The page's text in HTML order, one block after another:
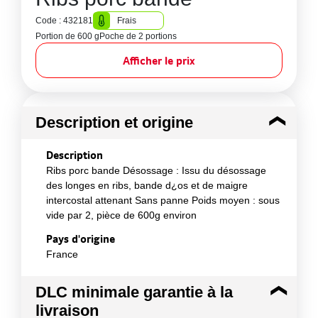
Code : 432181
Frais
Portion de 600 g Poche de 2 portions
Afficher le prix
Description et origine
Description
Ribs porc bande Désossage : Issu du désossage
des longes en ribs, bande d¿os et de maigre
intercostal attenant Sans panne Poids moyen : sous
vide par 2, pièce de 600g environ
Pays d'origine
France
DLC minimale garantie à la
livraison